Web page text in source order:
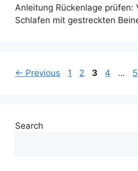
Anleitung Rückenlage prüfen:
Schlafen mit gestreckten
← Previous Page
1 Page
2 Page
3 Page
4 …
Search